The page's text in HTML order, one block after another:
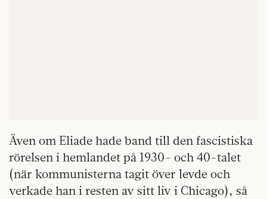
Även om Eliade hade band till den fascistiska
rörelsen i hemlandet på 1930- och 40-talet
(när kommunisterna tagit över levde och
verkade han i resten av sitt liv i Chicago), så